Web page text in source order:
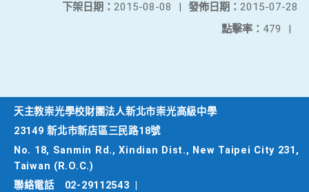
發佈日期： 2015-07-28
下架日期： 2015-08-08
|
點擊率： 479 |
天主教崇光學校財團法人新北市崇光高級中學
23149 新北市新店區三民路18號
No. 18, Sanmin Rd., Xindian Dist., New Taipei City 231,
Taiwan (R.O.C.)
聯絡電話
02-29112543